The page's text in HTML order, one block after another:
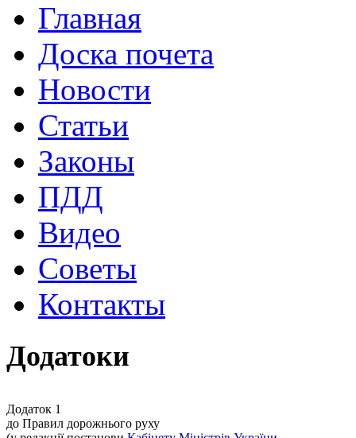
Главная
Доска почета
Новости
Статьи
Законы
ПДД
Видео
Советы
Контакты
Додатоки
Додаток 1
до Правил дорожнього руху